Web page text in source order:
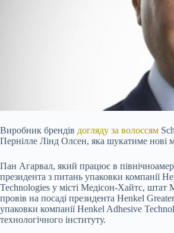
Виробник брендів догляду за волоссям
Пернілле Лінд Олсен, яка шукатиме нові
Пан Агарвал, який працює в
президента з питань упаковки компанії
Technologies у місті Медісон-Хайтс, штат
провів на посаді президента Henkel
упаковки компанії Henkel Adhesive
технологічного інституту.